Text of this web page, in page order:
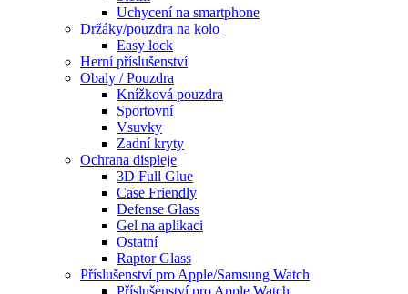
Uchycení na smartphone
Držáky/pouzdra na kolo
Easy lock
Herní příslušenství
Obaly / Pouzdra
Knížková pouzdra
Sportovní
Vsuvky
Zadní kryty
Ochrana displeje
3D Full Glue
Case Friendly
Defense Glass
Gel na aplikaci
Ostatní
Raptor Glass
Příslušenství pro Apple/Samsung Watch
Příslušenství pro Apple Watch